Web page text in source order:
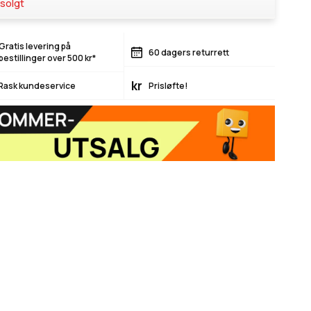
levering på
over 500 kr*
60 dagers returrett
kundeservice kr Prisløfte!